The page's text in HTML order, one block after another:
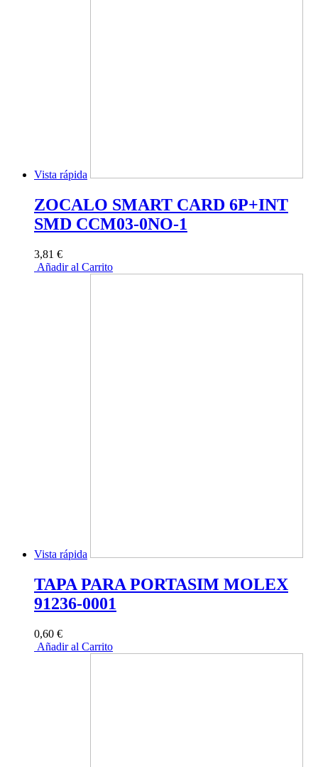
Vista rápida
ZOCALO SMART CARD 6P+INT
SMD CCM03-0NO-1
3,81 €
Añadir al Carrito
Vista rápida
TAPA PARA PORTASIM MOLEX
91236-0001
0,60 €
Añadir al Carrito